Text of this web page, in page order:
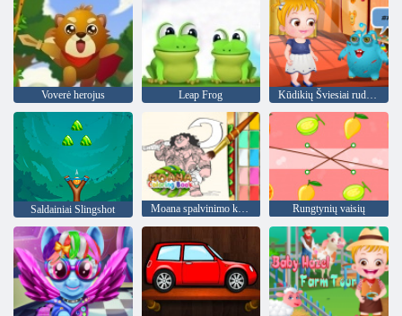
Voverė herojus Leap Frog
Saldainiai Slingshot Moana spalvinimo knygelė Rungtynių vaisių